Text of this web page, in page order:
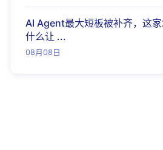
AI Agent最大短板被补齐，这
什么让 ...
08月08日